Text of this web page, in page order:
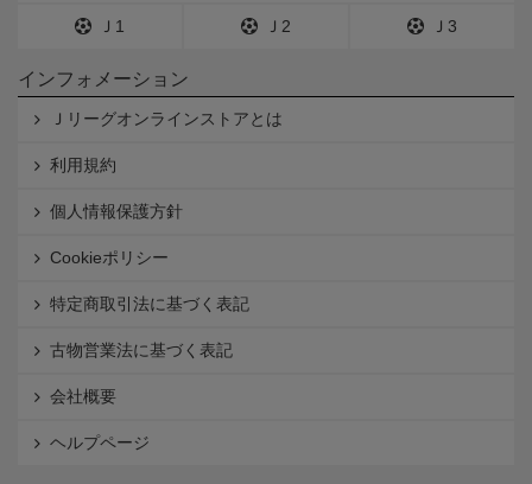
Ｊ1 Ｊ2 Ｊ3
インフォメーション
Ｊリーグオンラインストアとは
利用規約
個人情報保護方針
Cookieポリシー
特定商取引法に基づく表記
古物営業法に基づく表記
会社概要
ヘルプページ